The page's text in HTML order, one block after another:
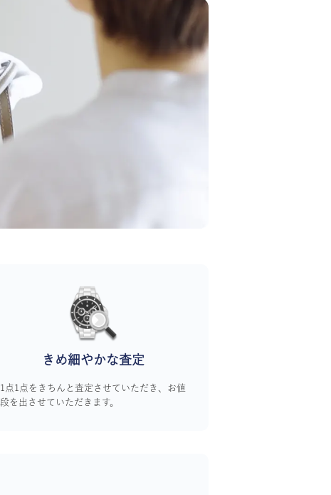
きめ細やかな査定
1点1点をきちんと査定させていただき、お値
段を出させていただきます。